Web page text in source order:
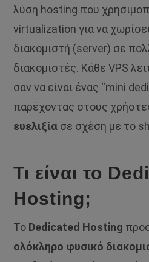
λύση hosting που
virtualization για να
διακομιστή (server) σε
διακομιστές. Κάθε VPS
σαν να είναι ένας “mini
παρέχοντας στους
ευελιξίασε σχέση με το
Τι είναι το
Hosting;
Το Dedicated Hosting
ολόκληρο φυσικό